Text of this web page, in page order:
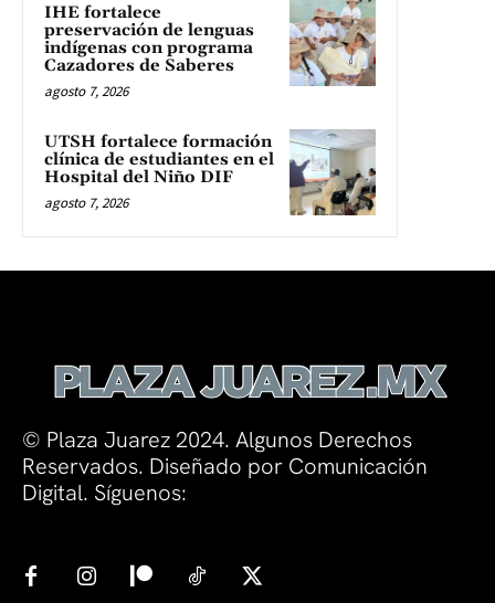
IHE fortalece
preservación de lenguas
indígenas con programa
Cazadores de Saberes
agosto 7, 2026
UTSH fortalece formación
clínica de estudiantes en el
Hospital del Niño DIF
agosto 7, 2026
© Plaza Juarez 2024. Algunos Derechos
Reservados. Diseñado por Comunicación
Digital. Síguenos: